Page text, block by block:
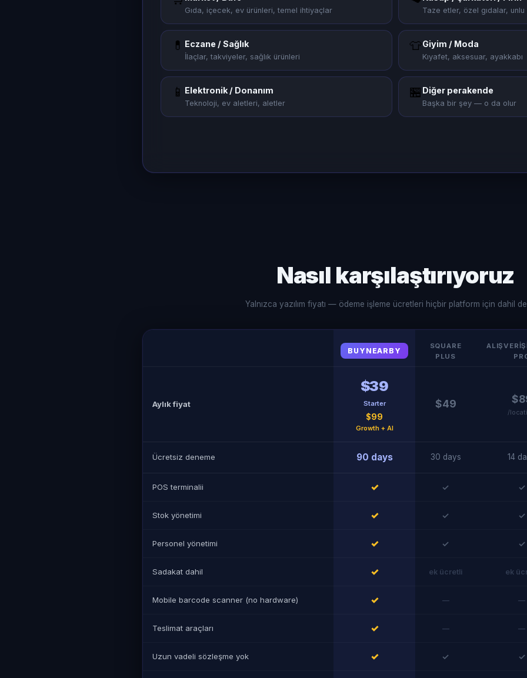
Gıda, içecek, ev ürünleri, temel ihtiyaçlar Taze etler, özel gıdalar,
💊 Eczane / Sağlık
İlaçlar, takviyeler, sağlık ürünleri
👕Giyim / Moda
Kıyafet, aksesuar, ayakkabı
📱 Elektronik / Donanım
Teknoloji, ev aletleri, aletler
🏪 Diğer perakende
Başka bir şey — o da olur
Nasıl karşılaştırıyoruz
Yalnızca yazılım fiyatı — ödeme işleme ücretleri hiçbir platform için dahil
BUYNEARBY
SQUARE
PLUS
Aylık fiyat
$39
Starter
$99
Growth + AI
$49
/
Ücretsiz deneme 90 days 30 days 14
POS terminalii ✓ ✓ ✓
Stok yönetimi ✓ ✓ ✓
Personel yönetimi ✓ ✓ ✓
Sadakat dahil ✓ ek ücretli ek
Mobile barcode scanner (no hardware) ✓ — —
Teslimat araçları ✓ — —
Uzun vadeli sözleşme yok ✓ ✓ ✓